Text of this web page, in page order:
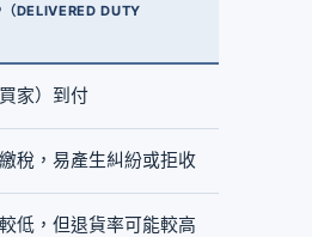
DELIVERED DUTY
家）到付
稅，易產生糾紛或拒收
低，但退貨率可能較高